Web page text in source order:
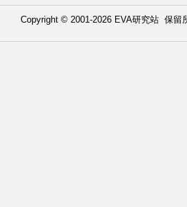
Copyright © 2001-2026 EVA研究站 保